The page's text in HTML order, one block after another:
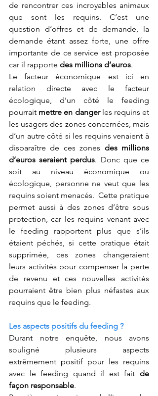
de rencontrer ces incroyables animaux
que sont les requins. C’est une
question d’offres et de demande, la
demande étant assez forte, une offre
importante de ce service est proposée
car il rapporte des millions d’euros.
Le facteur économique est ici en
relation directe avec le facteur
écologique, d’un côté le feeding
pourrait mettre en danger les requins et
les usagers des zones concernées, mais
d’un autre côté si les requins venaient à
disparaître de ces zones des millions
d’euros seraient perdus. Donc que ce
soit au niveau économique ou
écologique, personne ne veut que les
requins soient menacés.  Cette pratique
permet aussi à des zones d’être sous
protection, car les requins venant avec
le feeding rapportent plus que s’ils
étaient péchés, si cette pratique était
supprimée, ces zones changeraient
leurs activités pour compenser la perte
de revenu et ces nouvelles activités
pourraient être bien plus néfastes aux
requins que le feeding.
Les aspects positifs du feeding ?
Durant notre enquête, nous avons
souligné plusieurs aspects
extrêmement positif pour les requins
avec le feeding quand il est fait de
façon responsable.